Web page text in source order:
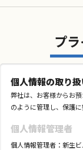
プ
個人情報の取り
弊社は、お客様からお
のように管理し、保護に
個人情報管理者
個人情報管理者：新生